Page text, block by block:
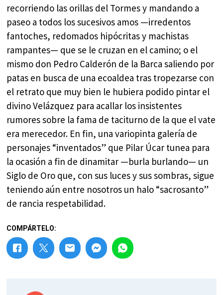
recorriendo las orillas del Tormes y mandando a
paseo a todos los sucesivos amos —irredentos
fantoches, redomados hipócritas y machistas
rampantes— que se le cruzan en el camino; o el
mismo don Pedro Calderón de la Barca saliendo por
patas en busca de una ecoaldea tras tropezarse con
el retrato que muy bien le hubiera podido pintar el
divino Velázquez para acallar los insistentes
rumores sobre la fama de taciturno de la que el vate
era merecedor. En fin, una variopinta galería de
personajes “inventados” que Pilar Úcar tunea para
la ocasión a fin de dinamitar —burla burlando— un
Siglo de Oro que, con sus luces y sus sombras, sigue
teniendo aún entre nosotros un halo “sacrosanto”
de rancia respetabilidad.
COMPÁRTELO: